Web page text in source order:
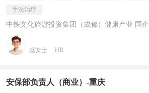
手法治疗
中铁文化旅游投资集团（成都）健康产业 国企
赵女士 HR
安保部负责人（商业）-重庆